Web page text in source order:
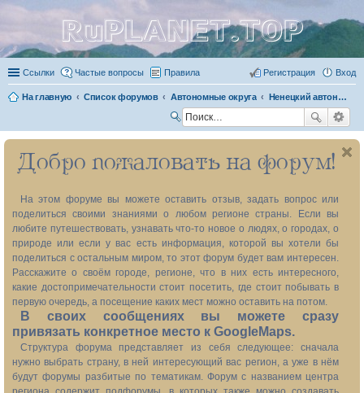
RuPLANET.TOP
Ссылки Частые вопросы Правила Вход
Регистрация
На главную Список форумов Автономные округа Ненецкий автономный округ 83
ск
Добро пожаловать на форум!
На этом форуме вы можете оставить отзыв, задать вопрос или
поделиться своими знаниями о любом регионе страны. Если вы
любите путешествовать, узнавать что-то новое о людях, о городах, о
природе или если у вас есть информация, которой вы хотели бы
поделиться с остальным миром, то этот форум будет вам интересен.
Расскажите о своём городе, регионе, что в них есть интересного,
какие достопримечательности стоит посетить, где стоит побывать в
первую очередь, а посещение каких мест можно оставить на потом.
В своих сообщениях вы можете сразу
привязать конкретное место к GoogleMaps.
Структура форума представляет из себя следующее: сначала
нужно выбрать страну, в ней интересующий вас регион, а уже в нём
будут форумы разбитые по тематикам. Форум с названием центра